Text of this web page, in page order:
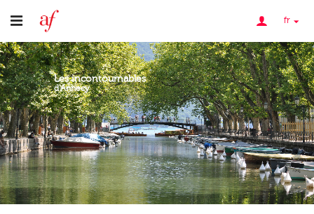
fr
Les incontournables
d'Annecy